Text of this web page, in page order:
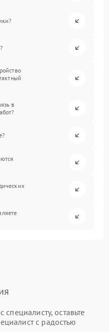
в
специалисту, оставьте
с радостью